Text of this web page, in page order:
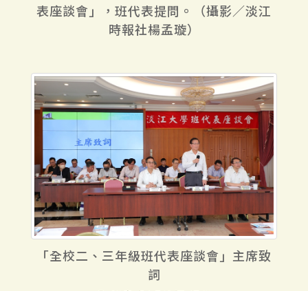
表座談會」，班代表提問。（攝影／淡江
時報社楊孟璇）
「全校二、三年級班代表座談會」主席致
詞